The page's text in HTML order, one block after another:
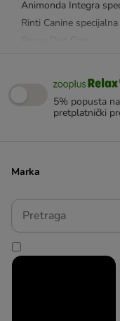
Animonda Integra
Rinti Canine
Alergije i intolerancija
Probavni trakt
Diabetes mellitus
Hrana bez žitarica
Prekomjerna težina
Bio hrana
5% popusta
pretplatnički
Marka
Pretraga